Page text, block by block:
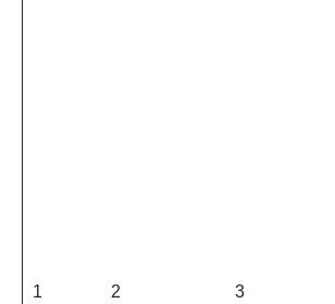
1 2 3